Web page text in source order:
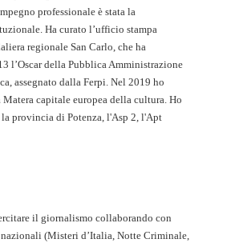
professionale è stata la
Ha curato l’ufficio stampa
regionale San Carlo, che ha
l’Oscar della Pubblica Amministrazione
assegnato dalla Ferpi. Nel 2019 ho
capitale europea della cultura. Ho
provincia di Potenza, l'Asp 2, l'Apt
il giornalismo collaborando con
nazionali (Misteri d’Italia, Notte Criminale,